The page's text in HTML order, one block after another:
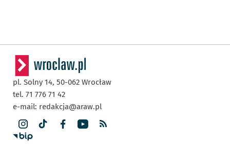
pl. Solny 14, 50-062 Wrocław
tel. 71 776 71 42
e-mail: redakcja@araw.pl